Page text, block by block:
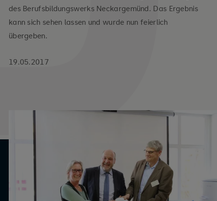
19.05.2017
des Berufsbildungswerks Neckargemünd. Das Ergebnis
kann sich sehen lassen und wurde nun feierlich
übergeben.